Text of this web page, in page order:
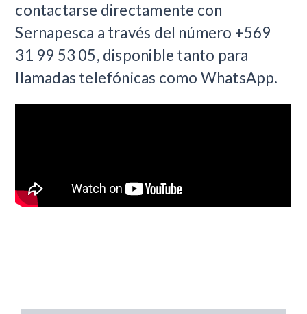
contactarse directamente con
Sernapesca a través del número +569
31 99 53 05, disponible tanto para
llamadas telefónicas como WhatsApp.